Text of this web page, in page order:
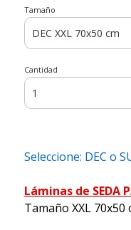
Tamaño
Cantidad
Seleccione: DEC o
Láminas de SEDA
Tamaño XXL 70x50